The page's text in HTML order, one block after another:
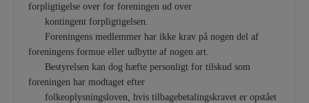
forpligtigelse over for foreningen ud over
kontingent forpligtigelsen.
Foreningens medlemmer har ikke krav på nogen del af
foreningens formue eller udbytte af nogen art.
Bestyrelsen kan dog hæfte personligt for tilskud som
foreningen har modtaget efter
folkeoplysningsloven, hvis tilbagebetalingskravet er opstået